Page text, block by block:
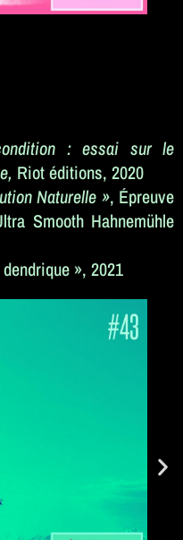
: essai sur le
Riot éditions, 2020
Naturelle », Épreuve
Smooth Hahnemühle
», 2021